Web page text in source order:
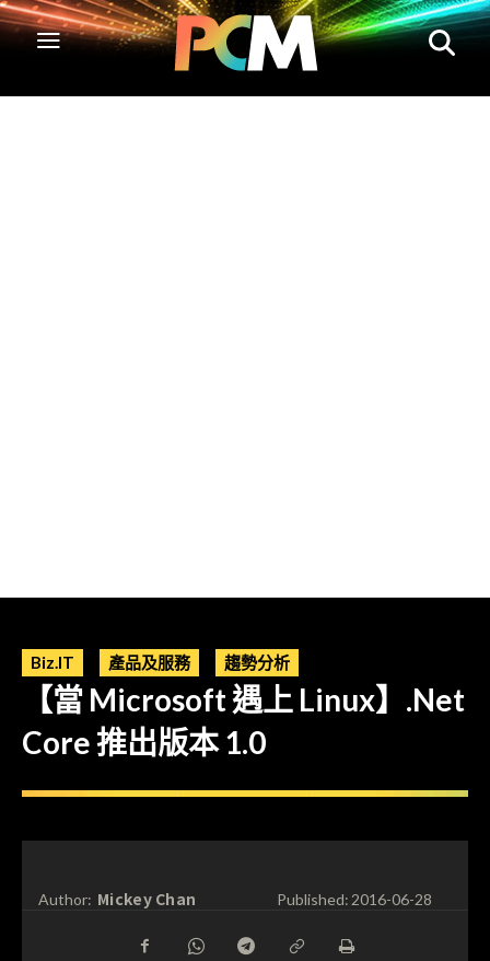
Biz.IT 產品及服務 趨勢分析
【當 Microsoft 遇上 Linux】.Net
Core 推出版本 1.0
Author: Mickey Chan Published:2016-06-28